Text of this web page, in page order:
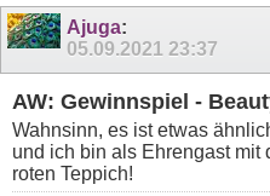
Ajuga:
05.09.2021 23:37
AW: Gewinnspiel -
Wahnsinn, es ist etwas
und ich bin als Ehrengast mit
roten Teppich!